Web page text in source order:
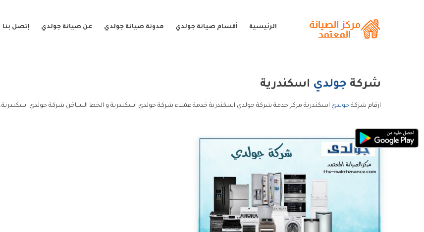
الرئيسية أقسام صيانة جولدي مدونة صيانة جولدي عن صيانة جولدي إتصل بنا
شركة جولدي اسكندرية
ارقام شركة جولدي اسكندرية مركز خدمة شركة جولدي اسكندرية خدمة عملاء شركة جولدي اسكندرية و الخط الساخن شركة جولدي اسكندرية.